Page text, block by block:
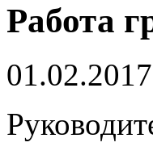
Работа
01.02.2017